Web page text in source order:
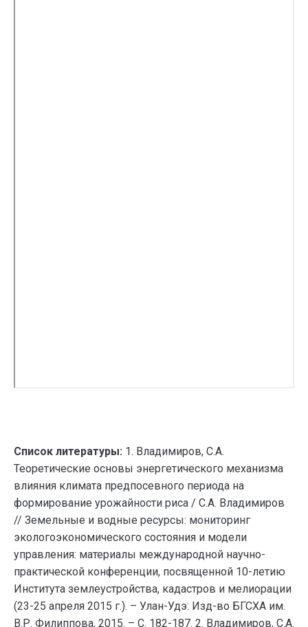
Список литературы: 1. Владимиров, С.А.
Теоретические основы энергетического механизма
влияния климата предпосевного периода на
формирование урожайности риса / С.А. Владимиров
// Земельные и водные ресурсы: мониторинг
экологоэкономического состояния и модели
управления: материалы международной научно-
практической конференции, посвященной 10-летию
Института землеустройства, кадастров и мелиорации
(23-25 апреля 2015 г.). – Улан-Удэ: Изд-во БГСХА им.
В.Р. Филиппова, 2015. – С. 182-187. 2. Владимиров, С.А.